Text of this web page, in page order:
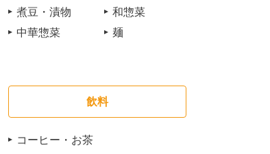
煮豆・漬物
和惣菜
中華惣菜
麺
飲料
コーヒー・お茶